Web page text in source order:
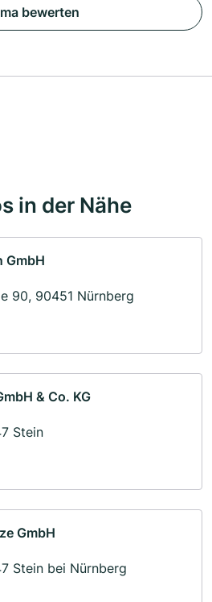
bewerten
in der Nähe
GmbH
90, 90451 Nürnberg
& Co. KG
Stein
GmbH
Stein bei Nürnberg